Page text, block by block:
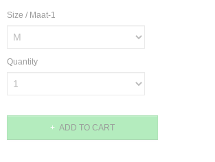
Size / Maat-1
Quantity
ADD TO CART